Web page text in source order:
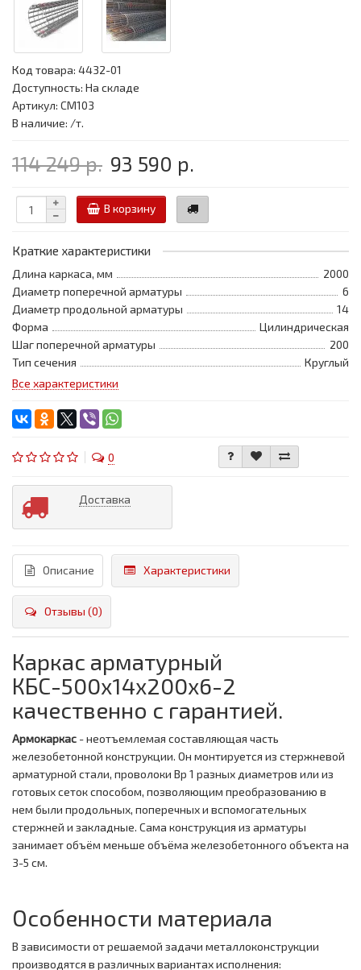
Код товара: 4432-01
Доступность: На складе
Артикул: CM103
В наличие: /т.
114 249 р. 93 590 р.
В корзину
Краткие характеристики
Длина каркаса, мм
2000
Диаметр поперечной арматуры
6
Диаметр продольной арматуры
14
Форма
Цилиндрическая
Шаг поперечной арматуры
200
Тип сечения
Круглый
Все характеристики
0
Доставка
Описание Характеристики
Отзывы (0)
Каркас арматурный
КБС-500х14х200х6-2
качественно с гарантией.
Армокаркас - неотъемлемая составляющая часть
железобетонной конструкции. Он монтируется из стержневой
арматурной стали, проволоки Вр 1 разных диаметров или из
готовых сеток способом, позволяющим преобразованию в
нем были продольных, поперечных и вспомогательных
стержней и закладные. Сама конструкция из арматуры
занимает объём меньше объёма железобетонного объекта на
3-5 см.
Особенности материала
В зависимости от решаемой задачи металлоконструкции
производятся в различных вариантах исполнения: